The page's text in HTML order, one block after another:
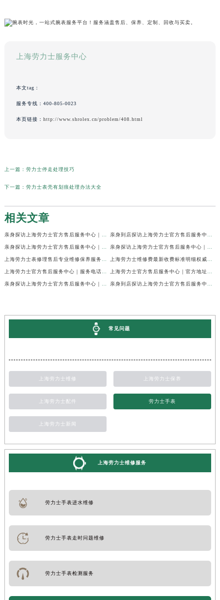
上海劳力士服务中心
本文tag：
服务专线： 400-805-0023
本页链接： http://www.shrolex.cn/problem/408.html
上一篇： 劳力士停走处理技巧
下一篇： 劳力士表壳有划痕处理办法大全
相关文章
亲身探访上海劳力士官方售后服务中心｜网点地址及官方热线（2026年7月最新） 亲身到店探访上海劳力士官方售后服务中心｜地址与联系电话（2026年7月最新）
亲身探访上海劳力士官方售后服务中心｜最新电话和详细维修地址（2026年7月最新） 亲身探访上海劳力士官方售后服务中心｜详细地址及售后服务电话（2026年7月最新）
上海劳力士表修理售后专业维修保养服务权威公示（2026年7月最新） 上海劳力士维修费最新收费标准明细权威公示（2026年7月最新）
上海劳力士官方售后服务中心｜服务电话及全部地址权威信息公示（2026年7月最新） 上海劳力士官方售后服务中心｜官方地址及服务热线权威信息公示（2026年7月最新）
亲身探访上海劳力士官方售后服务中心｜维修地址与24小时服务电话（2026年7月最新） 亲身到店探访上海劳力士官方售后服务中心｜最新维修地址与官方电话（2026年7月最新）
常见问题
上海劳力士维修 上海劳力士保养
上海劳力士配件 劳力士手表
上海劳力士新闻
上海劳力士维修服务
劳力士手表进水维修
劳力士手表走时问题维修
劳力士手表检测服务